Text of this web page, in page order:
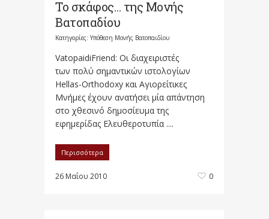
Το σκάφος… της Μονής
Βατοπαδίου
Κατηγορίες: Υπόθεση Μονής Βατοπαιδίου
VatopaidiFriend: Οι διαχειριστές
των πολύ σημαντικών ιστολoγίων
Hellas-Orthodoxy και Αγιορείτικες
Μνήμες έχουν ανατήσει μία απάντηση
στο χθεσινό δημοσίευμα της
εφημερίδας Ελευθεροτυπία ....
Περισσότερα
26 Μαΐου 2010 0